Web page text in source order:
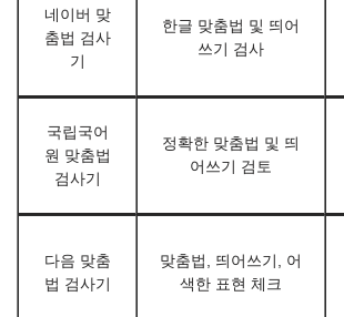
네이버 맞
춤법 검사
기
한글 맞춤법 및 띄어
쓰기 검사
국립국어
원 맞춤법
검사기
정확한 맞춤법 및 띄
어쓰기 검토
다음 맞춤
법 검사기
맞춤법, 띄어쓰기, 어
색한 표현 체크